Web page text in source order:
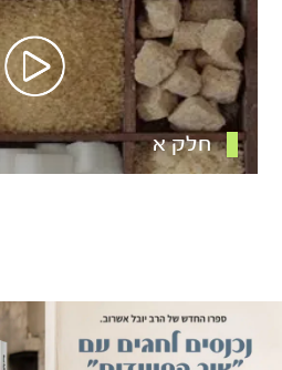
חלק א